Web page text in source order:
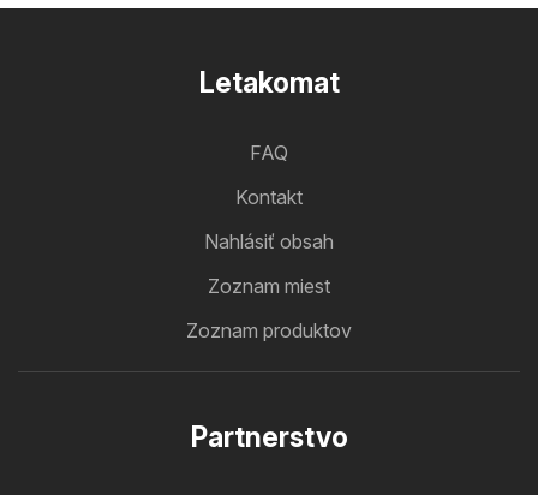
Letakomat
FAQ
Kontakt
Nahlásiť obsah
Zoznam miest
Zoznam produktov
Partnerstvo